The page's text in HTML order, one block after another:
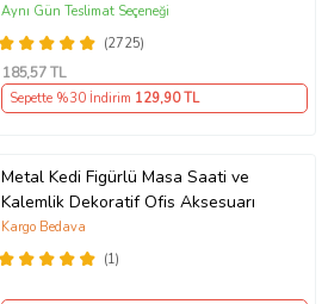
(2725)
Aynı Gün Teslimat Seçeneği
185,57 TL
Sepette %30 İndirim 129,90 TL
Metal Kedi Figürlü Masa Saati ve
Kalemlik Dekoratif Ofis Aksesuarı
(1)
Kargo Bedava